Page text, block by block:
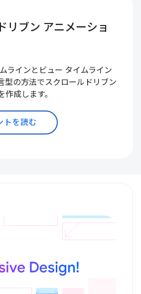
リブン アニメーショ
ラインとビュー タイムライン
型の方法でスクロールドリブン
成します。
トを読む